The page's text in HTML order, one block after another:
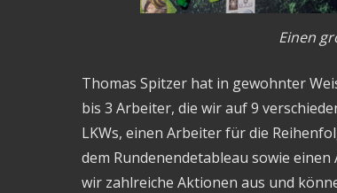
Einen
Thomas Spitzer hat in gewohnter
bis 3 Arbeiter, die wir auf 9
LKWs, einen Arbeiter für die
dem Rundenendetableau sowie
wir zahlreiche Aktionen aus und